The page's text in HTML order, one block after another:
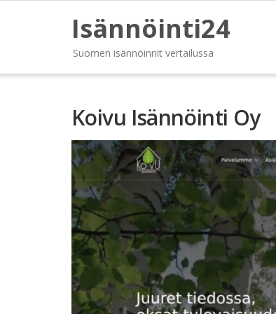
Isännöinti24
Suomen isännöinnit vertailussa
Koivu Isännöinti Oy